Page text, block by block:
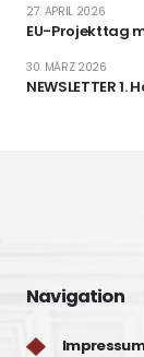
EU-Projekttag
27. APRIL 2026
NEWSLETTER
30. MÄRZ 2026
Navigation